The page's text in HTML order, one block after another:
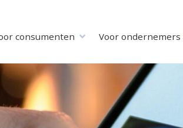
consumenten Voor ondernemers